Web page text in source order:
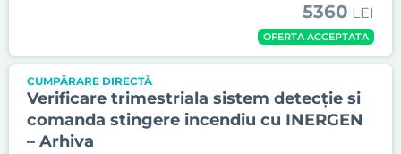
5360 LEI
OFERTA ACCEPTATA
CUMPĂRARE DIRECTĂ
Verificare trimestriala sistem detecție si
comanda stingere incendiu cu INERGEN
– Arhiva